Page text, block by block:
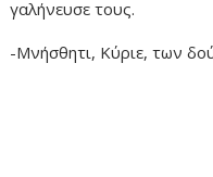
γαλήνευσε τους.
-Μνήσθητι, Κύριε, των